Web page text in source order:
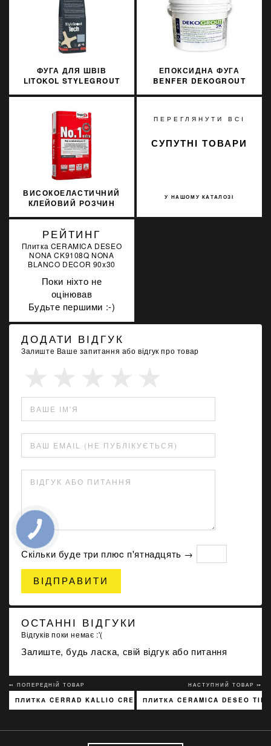
ФУГА ДЛЯ ШВІВ
LITOKOL STYLEGROUT
ЕПОКСИДНА ФУГА
BENFER DEKOGROUT
ВИСОКОЕЛАСТИЧНИЙ
КЛЕЙОВИЙ РОЗЧИН
ПЕРЕГЛЯНУТИ ВСІ
У НАШОМУ КАТАЛОЗІ
СУПУТНІ ТОВАРИ
РЕЙТИНГ
Плитка CERAMICA DESEO
NONA CK9108Q NONA
BLANCO DECOR 90x30
Поки ніхто не
оцінював
Будьте першими :-)
ДОДАТИ ВІДГУК
Залиште Ваше запитання або відгук про товар
ВАШЕ ІМ'Я
ВАШ EMAIL (НЕ ПУБЛІКУЄТЬСЯ)
ВІДГУК АБО ПИТАННЯ
Скільки буде три плюc п'ятнадцять →
ВІДПРАВИТИ
ОСТАННІ ВІДГУКИ
Відгуків поки немає :'(
Залиште, будь ласка, свій відгук або питання
↢ ПОПЕРЕДНІЙ ТОВАР
ПЛИТКА CERRAD KALLIO CREAM 3768 15X45
НАСТУПНИЙ ТОВАР ↣
ПЛИТКА CERAMICA DESEO TIK